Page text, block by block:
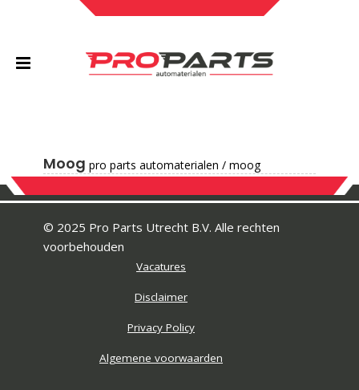
Moog pro parts automaterialen / moog
© 2025 Pro Parts Utrecht B.V. Alle rechten
voorbehouden
Vacatures
Disclaimer
Privacy Policy
Algemene voorwaarden